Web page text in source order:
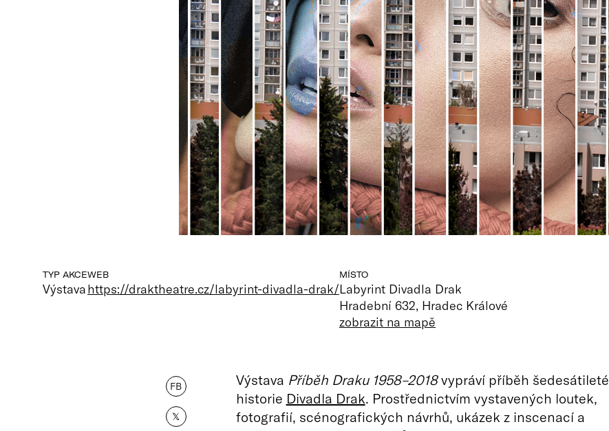
TYP AKCE
Výstava
WEB
https://draktheatre.cz/labyrint-divadla-drak/
MÍSTO
Labyrint Divadla Drak
Hradební 632, Hradec Králové
zobrazit na mapě
FB
𝕏
Výstava Příběh Draku 1958–2018vypráví příběh šedesátileté
historie Divadla Drak. Prostřednictvím vystavených loutek,
fotografií, scénografických návrhů, ukázek z inscenací a